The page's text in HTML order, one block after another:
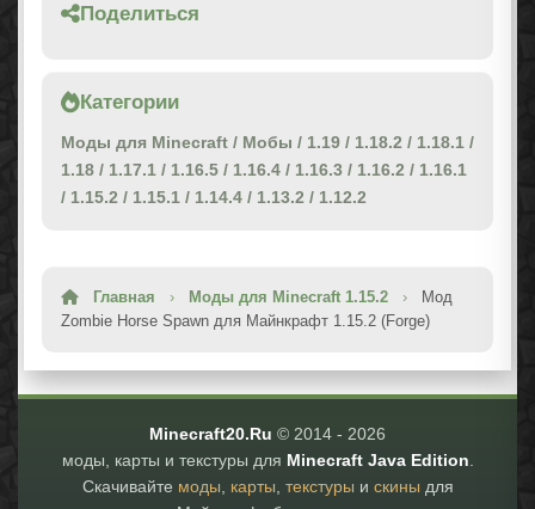
Поделиться
Категории
Моды для Minecraft / Мобы / 1.19 / 1.18.2 / 1.18.1 /
1.18 / 1.17.1 / 1.16.5 / 1.16.4 / 1.16.3 / 1.16.2 / 1.16.1
/ 1.15.2 / 1.15.1 / 1.14.4 / 1.13.2 / 1.12.2
Главная › Моды для Minecraft 1.15.2 ›
Мод
Zombie Horse Spawn для Майнкрафт 1.15.2 (Forge)
Minecraft20.Ru © 2014 - 2026
моды, карты и текстуры для Minecraft Java Edition
Скачивайте моды карты текстуры и скины для